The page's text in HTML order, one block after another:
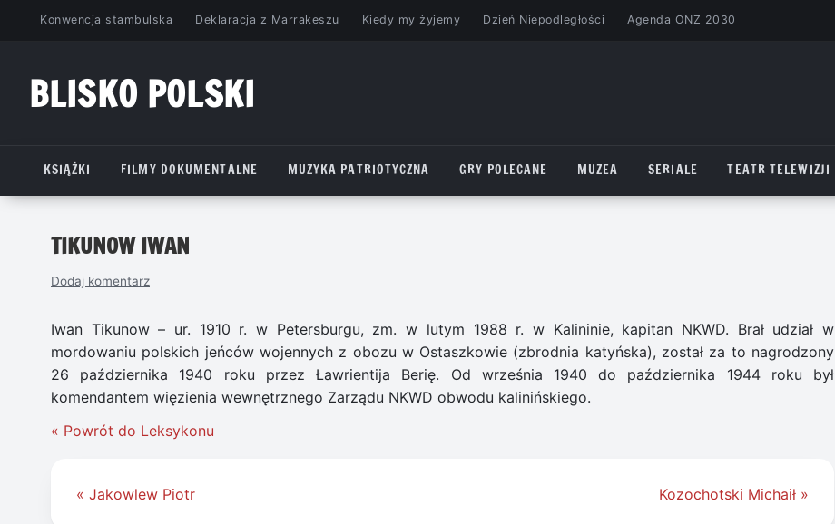
PrzejdźKonwencja stambulska Deklaracja z Marrakeszu Kiedy my żyjemy Dzień Niepodległości Agenda ONZ 2030
BLISKO POLSKI
KSIĄŻKI
FILMY DOKUMENTALNE MUZYKA PATRIOTYCZNA GRY POLECANE MUZEA SERIALE TEATR TELEWIZJI
TIKUNOW IWAN
Dodaj komentarz
Iwan Tikunow – ur. 1910 r. w Petersburgu, zm. w lutym 1988 r. w Kalininie, kapitan NKWD. Brał udział w
mordowaniu polskich jeńców wojennych z obozu w Ostaszkowie (zbrodnia katyńska), został za to nagrodzony
26 października 1940 roku przez Ławrientija Berię. Od września 1940 do października 1944 roku był
komendantem więzienia wewnętrznego Zarządu NKWD obwodu kalinińskiego.
« Powrót do Leksykonu
Nawigacja
« Jakowlew Piotr Kozochotski Michaił »